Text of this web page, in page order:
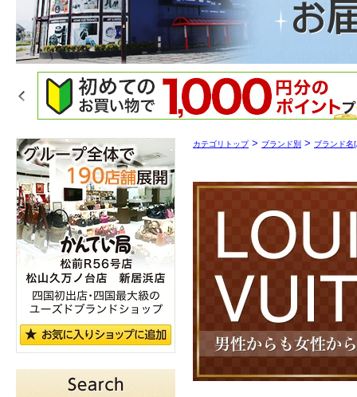
カテゴリトップ> ブランド別 > ブランド名